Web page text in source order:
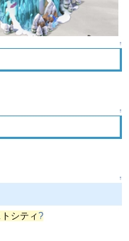
↑
↑
↑
シティ?